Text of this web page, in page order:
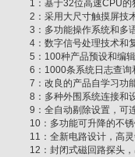
1 ：基于32位高速CPU的
2 ：采用大尺寸触摸屏技
3 ：多功能操作系统和多
4 ：数字信号处理技术和
5 ： 100种产品预设和编
6 ： 1000条系统日志查询
7 ：改良的产品自学习功
8 ：多种外围系统连接和
9 ：全自动剔除设置，可
10 ：多功能可升降的不
11 ：全新电路设计，高
12 ：封闭式磁回路探头